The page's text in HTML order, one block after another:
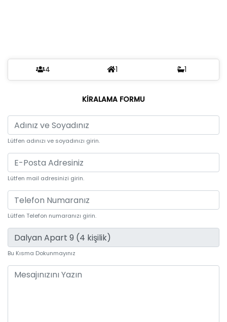
4 1 1
KİRALAMA FORMU
Lütfen adınızı ve soyadınızı girin.
Lütfen mail adresinizi girin.
Lütfen Telefon numaranızı girin.
Bu Kısma Dokunmayınız